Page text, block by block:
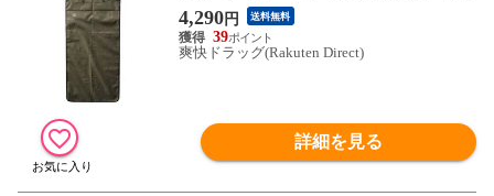
個）
4,290円 送料無料
39
爽快ドラッグ(Rakuten Direct)
詳細を見る